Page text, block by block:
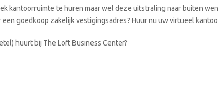
kantoorruimte te huren maar wel deze uitstraling naar buiten
goedkoop zakelijk vestigingsadres? Huur nu uw virtueel
huurt bij The Loft Business Center?